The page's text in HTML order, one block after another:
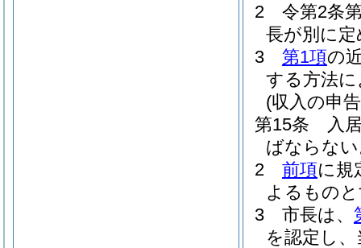
2
令第2条
長が別に
3
第1項の
する方法
(収入の申
第15条
入
ばならな
2
前項に規
よるもの
3
市長は、
を認定し